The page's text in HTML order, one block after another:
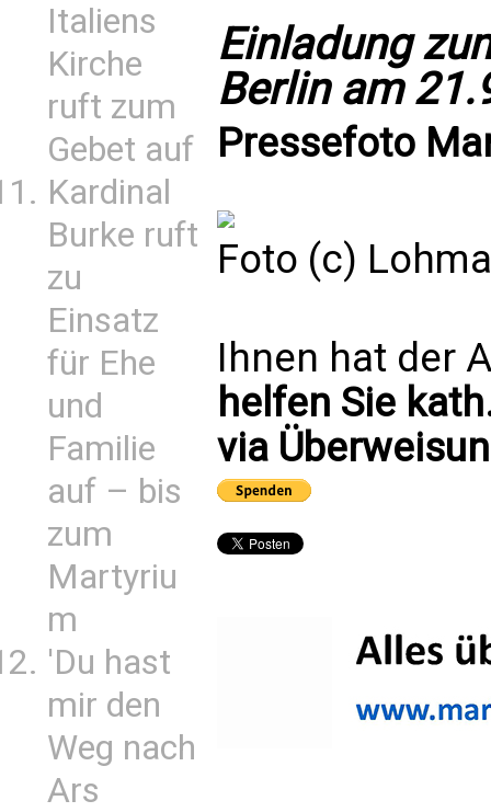
Italiens
Kirche
ruft zum
Gebet auf
Kardinal
Burke ruft
zu
Einsatz
für Ehe
und
Familie
auf – bis
zum
Martyriu
m
'Du hast
mir den
Weg nach
Ars
Einladung
Berlin am
Pressefoto
Foto (c)
Ihnen hat der
helfen Sie
via